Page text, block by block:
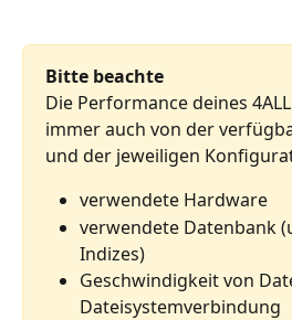
Bitte beachte
Die Performance deines
immer auch von der
und der jeweiligen
verwendete Hardware
verwendete Datenbank
Indizes)
Geschwindigkeit von
Dateisystemverbindung